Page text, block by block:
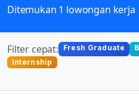
Ditemukan 1 lowongan kerja
Filter cepat: Fresh Graduate
Internship